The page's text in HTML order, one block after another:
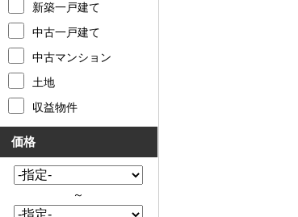
新築一戸建て
中古一戸建て
中古マンション
土地
収益物件
価格
～